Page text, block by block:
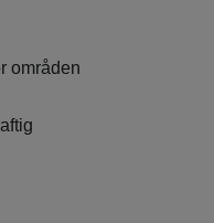
områden